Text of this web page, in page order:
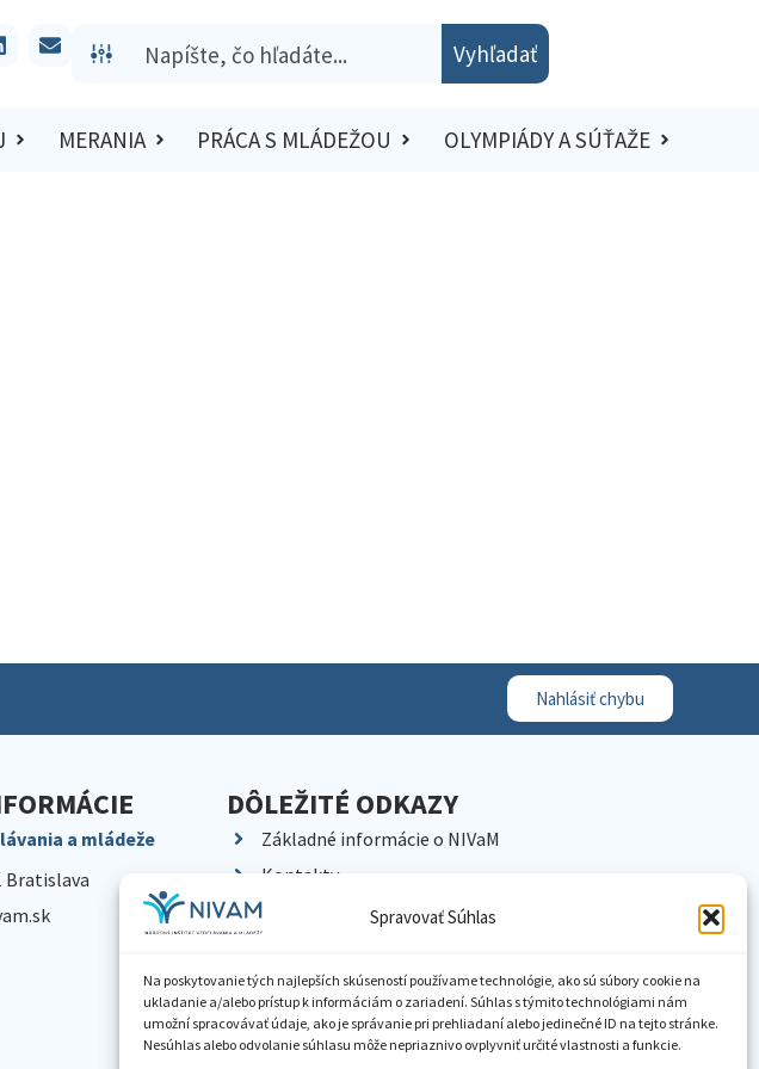
Spravovať Súhlas
Na poskytovanie tých najlepších skúseností používame technológie, ako sú súbory cookie na
ukladanie a/alebo prístup k informáciám o zariadení. Súhlas s týmito technológiami nám
umožní spracovávať údaje, ako je správanie pri prehliadaní alebo jedinečné ID na tejto stránke.
Nesúhlas alebo odvolanie súhlasu môže nepriaznivo ovplyvniť určité vlastnosti a funkcie.
Vyhľadať
MERANIA PRÁCA S MLÁDEŽOU OLYMPIÁDY A SÚŤAŽE
Nahlásiť chybu
a mládeže
Bratislava
DÔLEŽITÉ ODKAZY
Základné informácie o NIVaM
Kontakty
Kariéra
Pracoviská NIVaM
Dokumenty inštitúcie
Knižnica